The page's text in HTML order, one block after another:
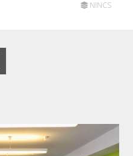
NINCS